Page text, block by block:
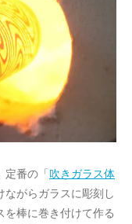
番の「 吹きガラス体
ながらガラスに彫刻し
を棒に巻き付けて作る